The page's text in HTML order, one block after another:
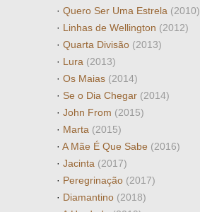
· Quero Ser Uma Estrela (2010)
· Linhas de Wellington (2012)
· Quarta Divisão (2013)
· Lura (2013)
· Os Maias (2014)
· Se o Dia Chegar (2014)
· John From (2015)
· Marta (2015)
· A Mãe É Que Sabe (2016)
· Jacinta (2017)
· Peregrinação (2017)
· Diamantino (2018)